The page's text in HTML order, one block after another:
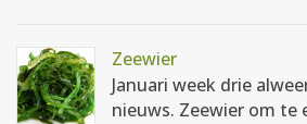
Zeewier
Januari week drie
nieuws. Zeewier om te